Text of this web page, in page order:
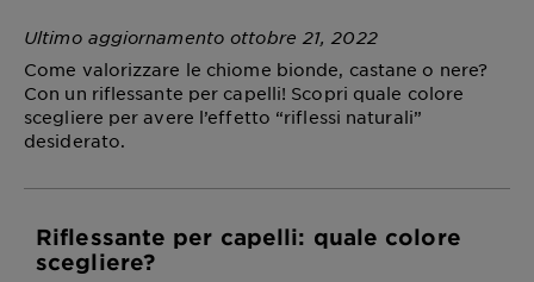
Ultimo aggiornamento ottobre 21, 2022
Come valorizzare le chiome bionde, castane o nere?
Con un riflessante per capelli! Scopri quale colore
scegliere per avere l’effetto “riflessi naturali”
desiderato.
Riflessante per capelli: quale colore
scegliere?